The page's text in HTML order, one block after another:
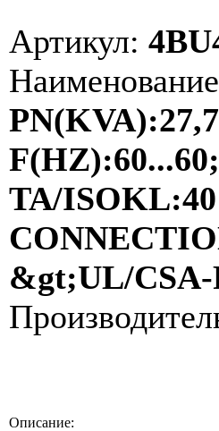
Артикул:
TA/
&gt;UL/CSA-
Описание: